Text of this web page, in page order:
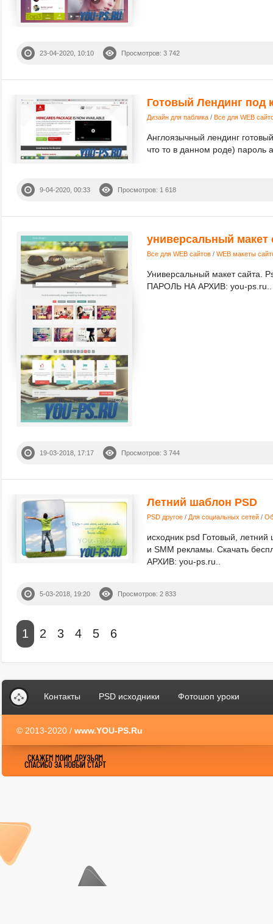
23-04-2020, 10:10 Просмотров: 3 742
Готовый Лендинг под
Дизайн для паблика / Все для WEB
Англоязычный лендинг
что то в данном роде) пароль
9-04-2020, 00:33 Просмотров: 1 618
универсальный макет
Все для WEB сайтов / WEB макеты
Универсальный макет сайта.
ПАРОЛЬ НА АРХИВ: you-ps.ru..
19-03-2018, 17:17 Просмотров: 3 744
Летний шаблон PSD
PSD другое / Для социальных сетей /
исходник psd Готовый,
и SMM рекламы. Скачать
АРХИВ: you-ps.ru..
5-03-2018, 19:20 Просмотров: 2 833
1 2 3 4 5 6
Контакты PSD исходники Фотошоп уроки
© 2013-2020 / www.YOU-PS.Ru
YOU-PS.Ru